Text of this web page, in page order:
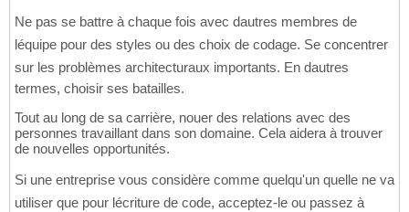
Ne pas se battre à chaque fois avec dautres membres de
léquipe pour des styles ou des choix de codage. Se concentrer
sur les problèmes architecturaux importants. En dautres
termes, choisir ses batailles.
Tout au long de sa carrière, nouer des relations avec des
personnes travaillant dans son domaine. Cela aidera à trouver
de nouvelles opportunités.
Si une entreprise vous considère comme quelqu'un quelle ne va
utiliser que pour lécriture de code, acceptez-le ou passez à